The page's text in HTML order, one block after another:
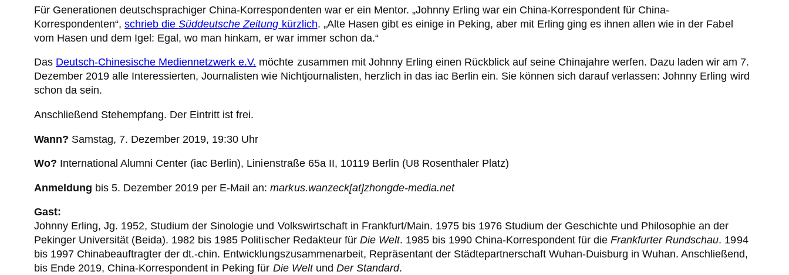
Für Generationen deutschsprachiger China-Korrespondenten war er ein Mentor. „Johnny Erling war ein China-Korrespondent für China-
Korrespondenten“,schrieb dieSüddeutsche Zeitung kürzlich. „Alte Hasen gibt es einige in Peking, aber mit Erling ging es ihnen allen wie in der Fabel
vom Hasen und dem Igel: Egal, wo man hinkam, er war immer schon da.“
Das Deutsch-Chinesische Mediennetzwerk e.V. möchte zusammen mit Johnny Erling einen Rückblick auf seine Chinajahre werfen. Dazu laden wir am 7.
Dezember 2019 alle Interessierten, Journalisten wie Nichtjournalisten, herzlich in das iac Berlin ein. Sie können sich darauf verlassen: Johnny Erling wird
schon da sein.
Anschließend Stehempfang. Der Eintritt ist frei.
Wann? Samstag, 7. Dezember 2019, 19:30 Uhr
Wo? International Alumni Center (iac Berlin), Linienstraße 65a II, 10119 Berlin (U8 Rosenthaler Platz)
Anmeldung bis 5. Dezember 2019 per E-Mail an:markus.wanzeck[at]zhongde-media.net
Gast:
Johnny Erling, Jg. 1952, Studium der Sinologie und Volkswirtschaft in Frankfurt/Main. 1975 bis 1976 Studium der Geschichte und Philosophie an der
Pekinger Universität (Beida). 1982 bis 1985 Politischer Redakteur für Die Welt. 1985 bis 1990 China-Korrespondent für dieFrankfurter Rundschau. 1994
bis 1997 Chinabeauftragter der dt.-chin. Entwicklungszusammenarbeit, Repräsentant der Städtepartnerschaft Wuhan-Duisburg in Wuhan. Anschließend,
bis Ende 2019, China-Korrespondent in Peking für Die Weltund Der Standard.